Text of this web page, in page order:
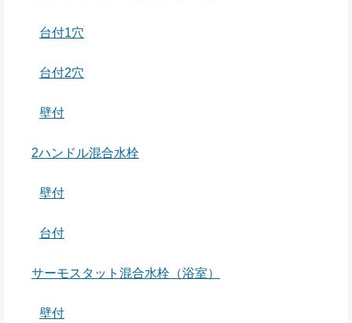
台付1穴
台付2穴
壁付
2ハンドル混合水栓
壁付
台付
サーモスタット混合水栓（浴室）
壁付